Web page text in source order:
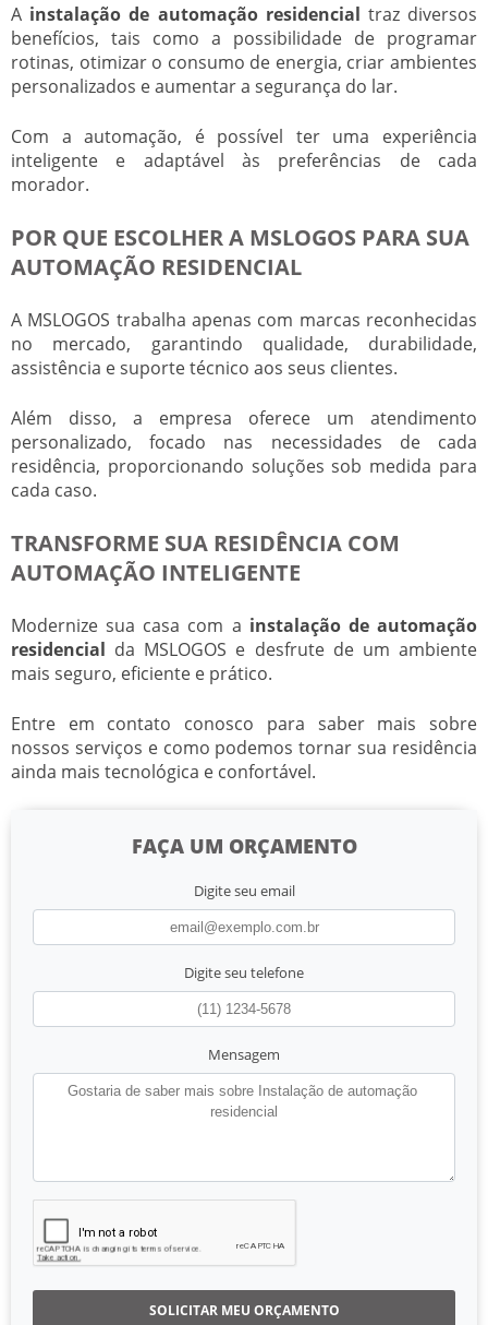
A instalação de automação residencial traz diversos
benefícios, tais como a possibilidade de programar
rotinas, otimizar o consumo de energia, criar ambientes
personalizados e aumentar a segurança do lar.
Com a automação, é possível ter uma experiência
inteligente e adaptável às preferências de cada
morador.
POR QUE ESCOLHER A MSLOGOS PARA SUA
AUTOMAÇÃO RESIDENCIAL
A MSLOGOS trabalha apenas com marcas reconhecidas
no mercado, garantindo qualidade, durabilidade,
assistência e suporte técnico aos seus clientes.
Além disso, a empresa oferece um atendimento
personalizado, focado nas necessidades de cada
residência, proporcionando soluções sob medida para
cada caso.
TRANSFORME SUA RESIDÊNCIA COM
AUTOMAÇÃO INTELIGENTE
Modernize sua casa com a instalação de automação
residencial da MSLOGOS e desfrute de um ambiente
mais seguro, eficiente e prático.
Entre em contato conosco para saber mais sobre
nossos serviços e como podemos tornar sua residência
ainda mais tecnológica e confortável.
FAÇA UM ORÇAMENTO
Digite seu email
Digite seu telefone
Mensagem
SOLICITAR MEU ORÇAMENTO